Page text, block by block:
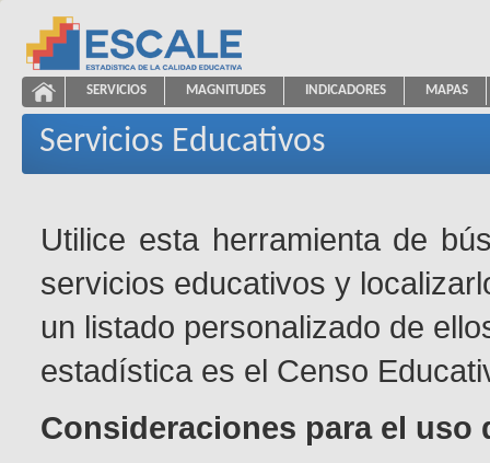
ESCALE - Unidad de Estadística Educativa
Servicios Educativos
NAVEGACIÓN
SERVICIOS MAGNITUDES INDICADORES MAPAS
Servicios Educativos
Utilice esta herramienta de
servicios educativos y
un listado personalizado de
estadística es el Censo
Consideraciones para el uso